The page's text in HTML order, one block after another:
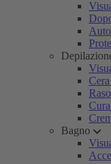
Bagno